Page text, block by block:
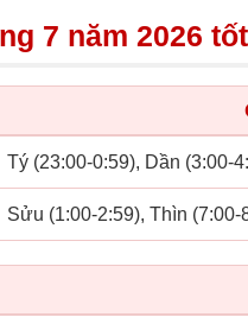
7 năm 2026
Tý (23:00-0:59), Dần (3:00-
Sửu (1:00-2:59), Thìn